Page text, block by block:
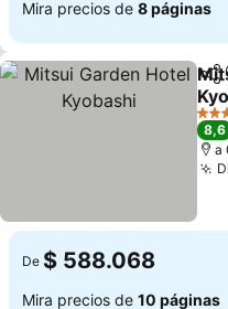
Mira precios de 8 páginas
4
8,6
a
De $ 588.068
Mira precios de 10 páginas